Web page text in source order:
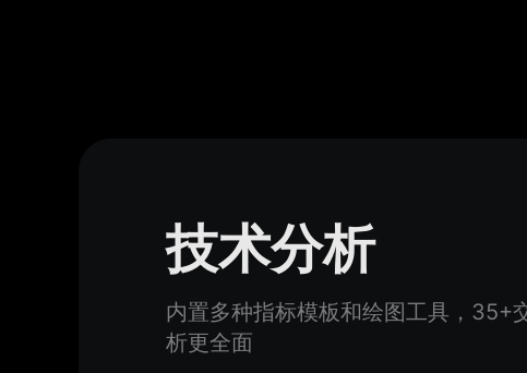
技术分析
内置多种指标模板和绘图工具，35+
析更全面